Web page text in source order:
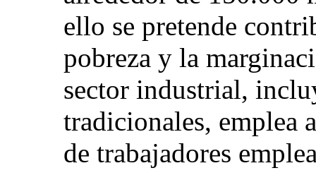
ello se pretende
pobreza y la
sector industrial,
tradicionales, emplea
de trabajadores